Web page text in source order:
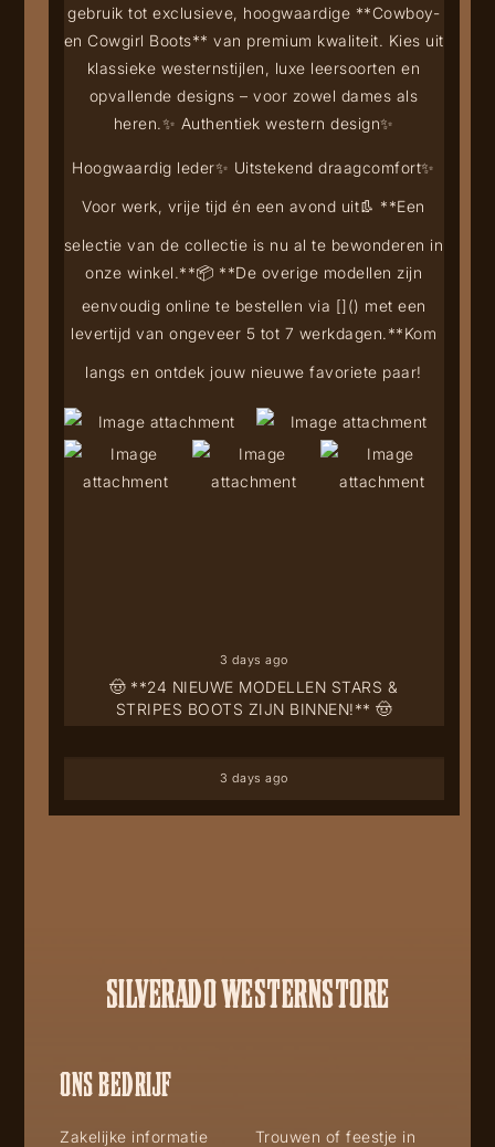
🤠 **24 NIEUWE MODELLEN STARS &
STRIPES BOOTS ZIJN BINNEN!** 🤠
gebruik tot exclusieve, hoogwaardige **Cowboy-
en Cowgirl Boots** van premium kwaliteit. Kies uit
klassieke westernstijlen, luxe leersoorten en
opvallende designs – voor zowel dames als
heren.✨ Authentiek western design✨
Hoogwaardig leder✨ Uitstekend draagcomfort✨
Voor werk, vrije tijd én een avond uit👢 **Een
selectie van de collectie is nu al te bewonderen in
onze winkel.**📦 **De overige modellen zijn
eenvoudig online te bestellen via []() met een
levertijd van ongeveer 5 tot 7 werkdagen.**Kom
langs en ontdek jouw nieuwe favoriete paar!
3 days ago
3 days ago
SILVERADO WESTERNSTORE
ONS BEDRIJF
Zakelijke informatie
Trouwen of feestje in